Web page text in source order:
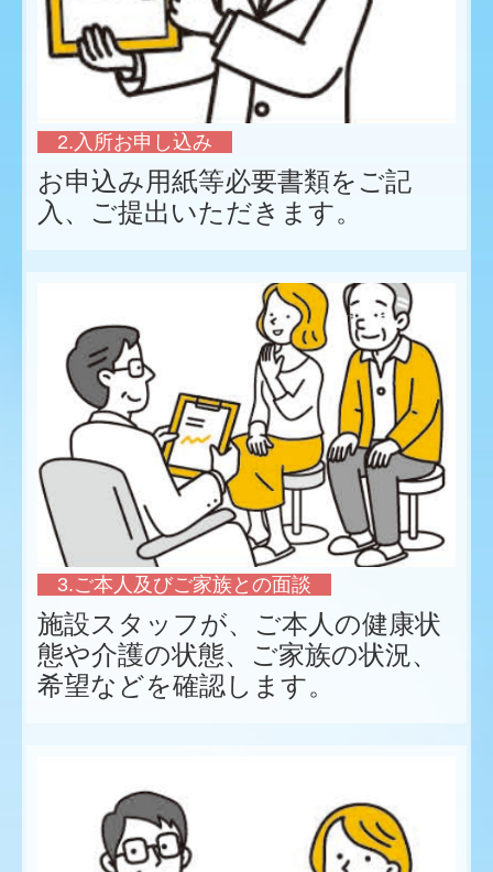
2.入所お申し込み
お申込み用紙等必要書類をご記
入、ご提出いただきます。
3.ご本人及びご家族との面談
施設スタッフが、ご本人の健康状
態や介護の状態、ご家族の状況、
希望などを確認します。